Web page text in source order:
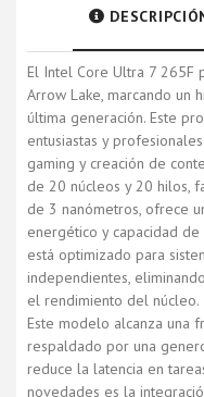
El Intel Core Ultra 7 265F
Arrow Lake, marcando un
última generación. Este
entusiastas y
gaming y creación de
de 20 núcleos y 20 hilos,
de 3 nanómetros, ofrece
energético y capacidad de
está optimizado para
independientes,
el rendimiento del núcleo.
Este modelo alcanza una
respaldado por una
reduce la latencia en
novedades es la